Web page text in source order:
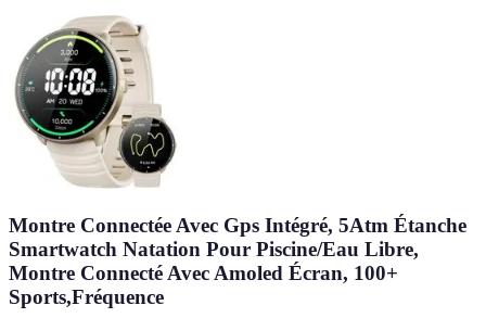
Montre Connectée Avec Gps Intégré, 5Atm Étanche
Smartwatch Natation Pour Piscine/Eau Libre,
Montre Connecté Avec Amoled Écran, 100+
Sports,Fréquence